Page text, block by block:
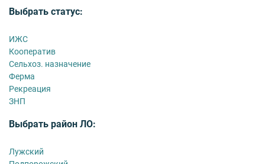
Выбрать статус:
ИЖС
Кооператив
Сельхоз. назначение
Ферма
Рекреация
ЗНП
Выбрать район ЛО:
Лужский